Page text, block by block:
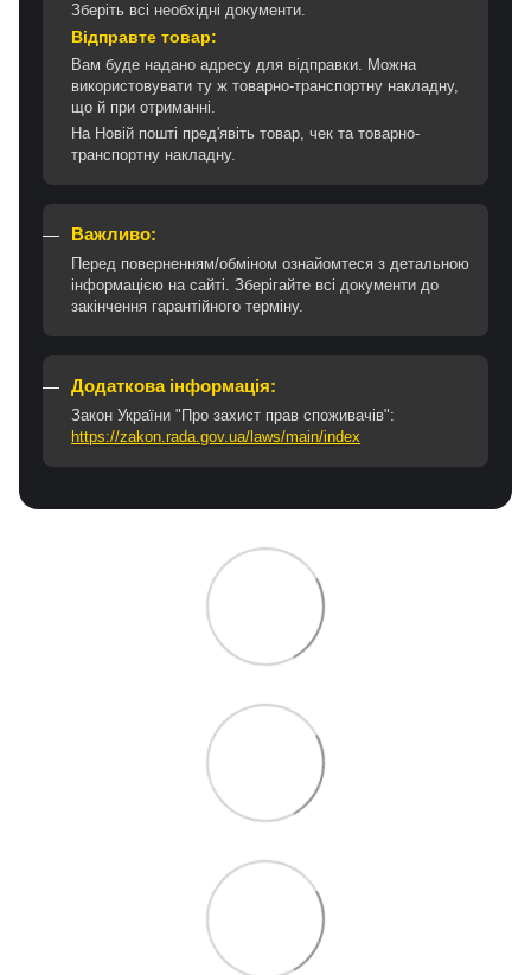
Зберіть всі необхідні документи.
Відправте товар:
Вам буде надано адресу для відправки. Можна
використовувати ту ж товарно-транспортну накладну,
що й при отриманні.
На Новій пошті пред'явіть товар, чек та товарно-
транспортну накладну.
Важливо:
Перед поверненням/обміном ознайомтеся з детальною
інформацією на сайті. Зберігайте всі документи до
закінчення гарантійного терміну.
Додаткова інформація:
Закон України "Про захист прав споживачів":
https://zakon.rada.gov.ua/laws/main/index